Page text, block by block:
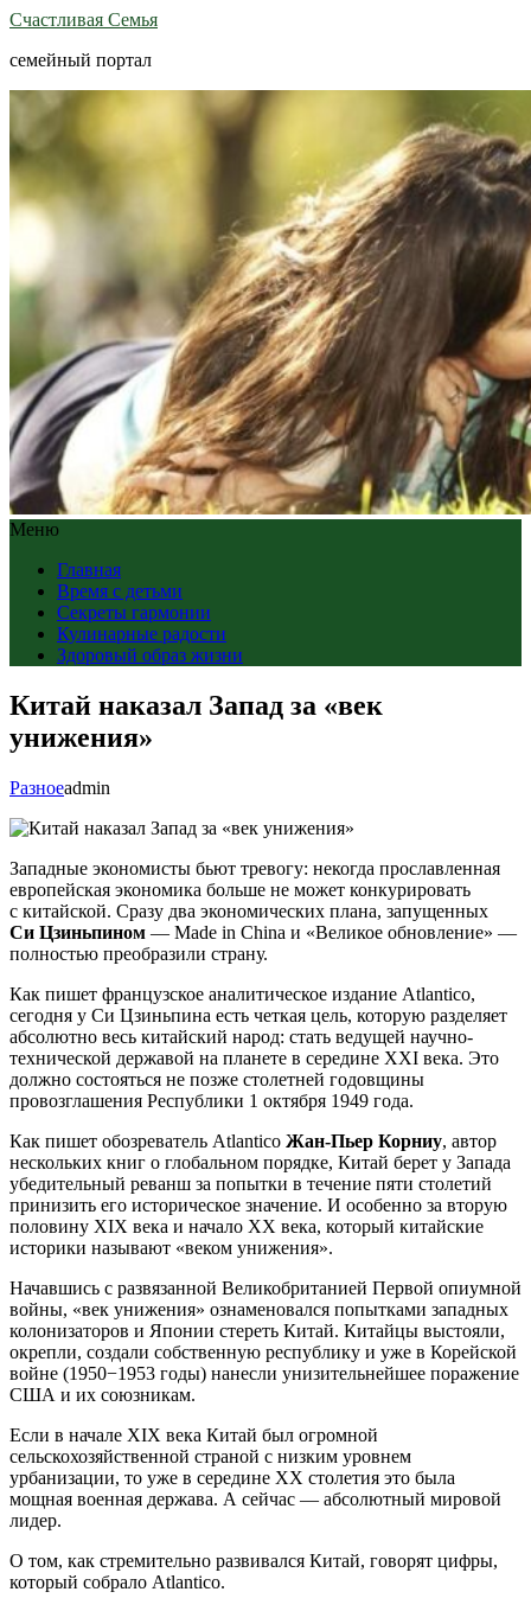
Счастливая Семья
семейный портал
Меню
Главная
Время с детьми
Секреты гармонии
Кулинарные радости
Здоровый образ жизни
Китай наказал Запад за «век
унижения»
Разноеadmin
Западные экономисты бьют тревогу: некогда прославленная
европейская экономика больше не может конкурировать
с китайской. Сразу два экономических плана, запущенных
Си Цзиньпином — Made in China и «Великое обновление» —
полностью преобразили страну.
Как пишет французское аналитическое издание Atlantico,
сегодня у Си Цзиньпина есть четкая цель, которую разделяет
абсолютно весь китайский народ: стать ведущей научно-
технической державой на планете в середине XXI века. Это
должно состояться не позже столетней годовщины
провозглашения Республики 1 октября 1949 года.
Как пишет обозреватель Atlantico Жан-Пьер Корниу, автор
нескольких книг о глобальном порядке, Китай берет у Запада
убедительный реванш за попытки в течение пяти столетий
принизить его историческое значение. И особенно за вторую
половину XIX века и начало XX века, который китайские
историки называют «веком унижения».
Начавшись с развязанной Великобританией Первой опиумной
войны, «век унижения» ознаменовался попытками западных
колонизаторов и Японии стереть Китай. Китайцы выстояли,
окрепли, создали собственную республику и уже в Корейской
войне (1950−1953 годы) нанесли унизительнейшее поражение
США и их союзникам.
Если в начале XIX века Китай был огромной
сельскохозяйственной страной с низким уровнем
урбанизации, то уже в середине XX столетия это была
мощная военная держава. А сейчас — абсолютный мировой
лидер.
О том, как стремительно развивался Китай, говорят цифры,
который собрало Atlantico.